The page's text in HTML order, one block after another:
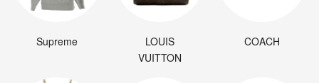
Supreme
LOUIS
VUITTON
COACH